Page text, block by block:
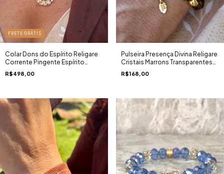
FRETE GRÁTIS
Colar Dons do Espírito Religare
Corrente Pingente Espírito
Santo Cravejado Zircônias Ouro
18K
R$498,00
Pulseira Presença Divina Religare
Cristais Marrons Transparentes
Esferas Douradas Pingente
Espírito Santo Ouro 18K
R$168,00